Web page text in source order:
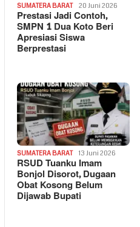
SUMATERA BARAT 20 Juni 2026
Prestasi Jadi Contoh,
SMPN 1 Dua Koto Beri
Apresiasi Siswa
Berprestasi
SUMATERA BARAT 13 Juni 2026
RSUD Tuanku Imam
Bonjol Disorot, Dugaan
Obat Kosong Belum
Dijawab Bupati